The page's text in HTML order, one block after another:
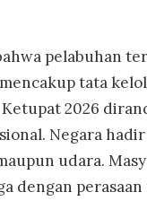
pelabuhan
tata
2026
Negara
udara.
dengan